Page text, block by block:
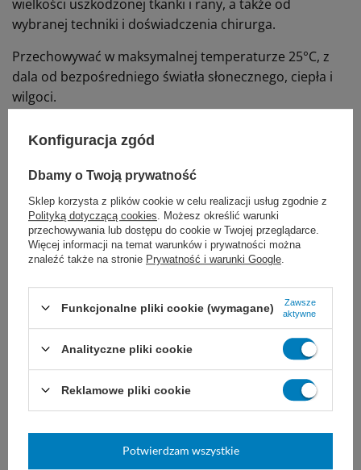
wielkości uszkodzonej tkanki i rany, a także od
wybranej techniki i doświadczenia chirurga.
Przechowywać w maksymalnej temperaturze 25°C, z
dala od bezpośredniego światła słonecznego, ciepła i
wilgoci.
Farmakopei Stanów Zjednoczonych dla sterylnych
syntetycznych nici wchłanialnych.
Polecane działy
Konfiguracja zgód
Dbamy o Twoją prywatność
Sklep korzysta z plików cookie w celu realizacji usług zgodnie z
Polityką dotyczącą cookies . Możesz określić warunki
przechowywania lub dostępu do cookie w Twojej przeglądarce.
Więcej informacji na temat warunków i prywatności można
znaleźć także na stronie Prywatność i warunki Google
Funkcjonalne pliki cookie (wymagane)
Zawsze
aktywne
Analityczne pliki cookie
Reklamowe pliki cookie
Potwierdzam wszystkie